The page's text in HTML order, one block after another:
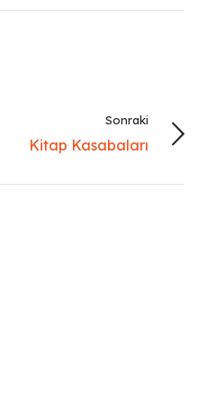
Sonraki
Kitap Kasabaları